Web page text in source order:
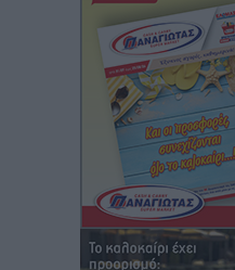
Τοπικές Ειδήσεις πριν 1 ώρα
Airbnb: Αυξημένα έσοδα
το Μουντιάλ
πριν 1 ώρα
Ενίσχυση των υπηρεσιών
Ρόδου: «Η πολιτική
αφαίρεση»
Τοπικές Ειδήσεις• πριν 2 ώρες